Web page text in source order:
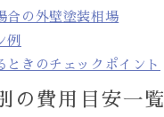
合の外壁塗装相場
例
ときのチェックポイント
の費用目安一覧